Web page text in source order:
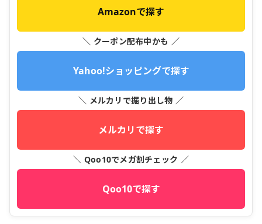
Amazonで探す
＼ クーポン配布中かも ／
Yahoo!ショッピングで探す
＼ メルカリで掘り出し物 ／
メルカリで探す
＼ Qoo10でメガ割チェック ／
Qoo10で探す